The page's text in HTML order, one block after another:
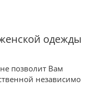
одежды
позволит Вам
независимо